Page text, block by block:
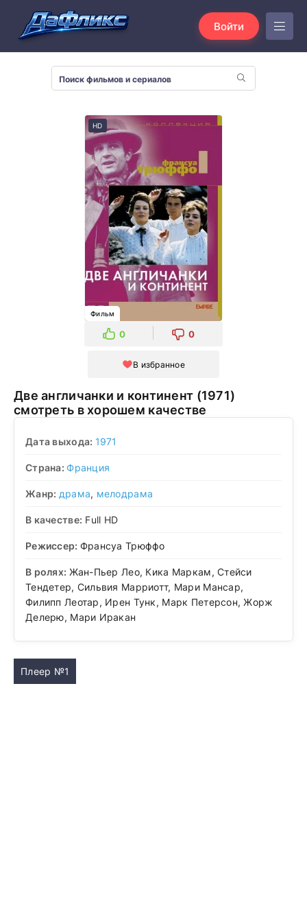
Войти
HD
Фильм
0 0
В избранное
Две англичанки и континент (1971)
смотреть в хорошем качестве
Дата выхода: 1971
Страна:Франция
Жанр: драма, мелодрама
В качестве: Full HD
Режиссер: Франсуа Трюффо
В ролях: Жан-Пьер Лео, Кика Маркам, Стейси
Тендетер, Сильвия Марриотт, Мари Мансар,
Филипп Леотар, Ирен Тунк, Марк Петерсон, Жорж
Делерю, Мари Иракан
Плеер №1